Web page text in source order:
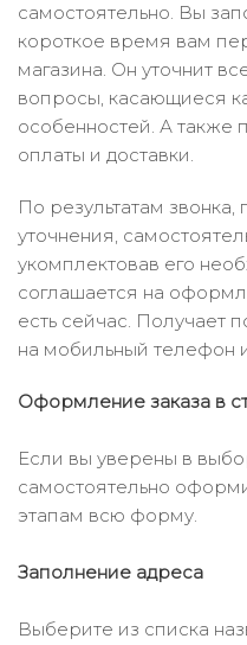
самостоятельно. Вы
короткое время вам
магазина. Он уточнит
вопросы, касающиеся
особенностей. А также
оплаты и доставки.
По результатам звонка,
уточнения,
укомплектовав его
соглашается на
есть сейчас. Получает
на мобильный телефон
Оформление заказа в
Если вы уверены в
самостоятельно
этапам всю форму.
Заполнение адреса
Выберите из списка